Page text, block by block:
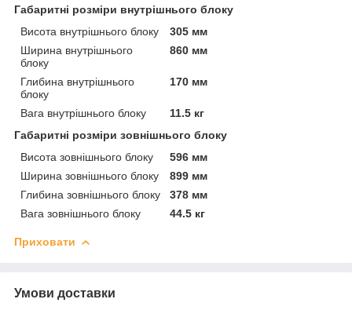
Габаритні розміри внутрішнього блоку
Висота внутрішнього блоку
305 мм
Ширина внутрішнього
блоку
860 мм
Глибина внутрішнього
блоку
170 мм
Вага внутрішнього блоку
11.5 кг
Габаритні розміри зовнішнього блоку
Висота зовнішнього блоку
596 мм
Ширина зовнішнього блоку
899 мм
Глибина зовнішнього блоку
378 мм
Вага зовнішнього блоку
44.5 кг
Приховати
Умови доставки